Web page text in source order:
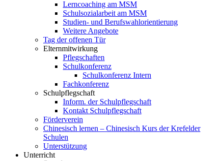
Lerncoaching am MSM
Schulsozialarbeit am MSM
Studien- und Berufswahlorientierung
Weitere Angebote
Tag der offenen Tür
Elternmitwirkung
Pflegschaften
Schulkonferenz
Schulkonferenz Intern
Fachkonferenz
Schulpflegschaft
Inform. der Schulpflegschaft
Kontakt Schulpflegschaft
Förderverein
Chinesisch lernen – Chinesisch Kurs der Krefelder
Schulen
Unterstützung
Unterricht